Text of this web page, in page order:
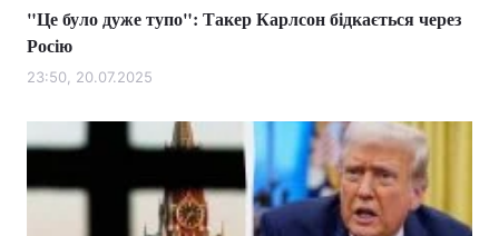
"Це було дуже тупо": Такер Карлсон бідкається через
Росію
23:50, 20.07.2025